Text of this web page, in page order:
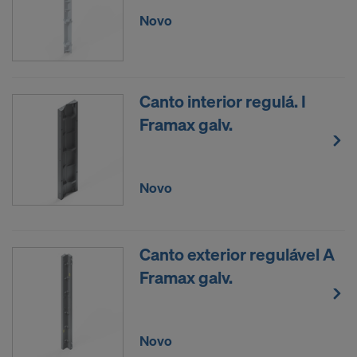
Novo
Canto interior regulá. I
Framax galv.
Novo
Canto exterior regulável A
Framax galv.
Novo
YouTube LLC
Necessitamos do seu consentimento expresso
Pode retirar o seu consentimento em qualquer
momento com efeitos para o futuro, acedendo às
CONCORDA COM A UTILIZAÇÃO DE
COOKIES E A TRANSFERÊNCIA DOS
EUA?